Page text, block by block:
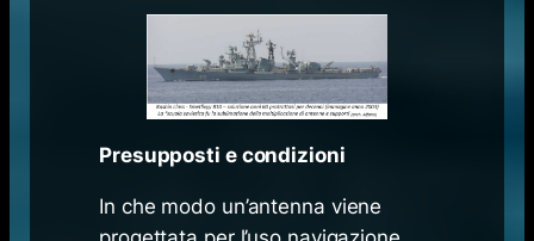
Presupposti e condizioni
In che modo un’antenna viene